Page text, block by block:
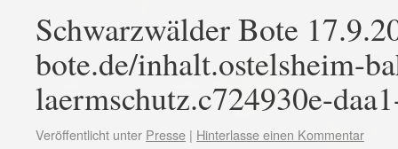
Schwarzwälder Bote
bote.de/inhalt.ostelsheim-
laermschutz.c724930e-
Veröffentlicht unter Presse | Hinterlasse einen Kommentar